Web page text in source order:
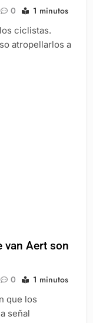
0 1 minutos
ciclistas.
atropellarlos a
van Aert son
0 1 minutos
que los
señal